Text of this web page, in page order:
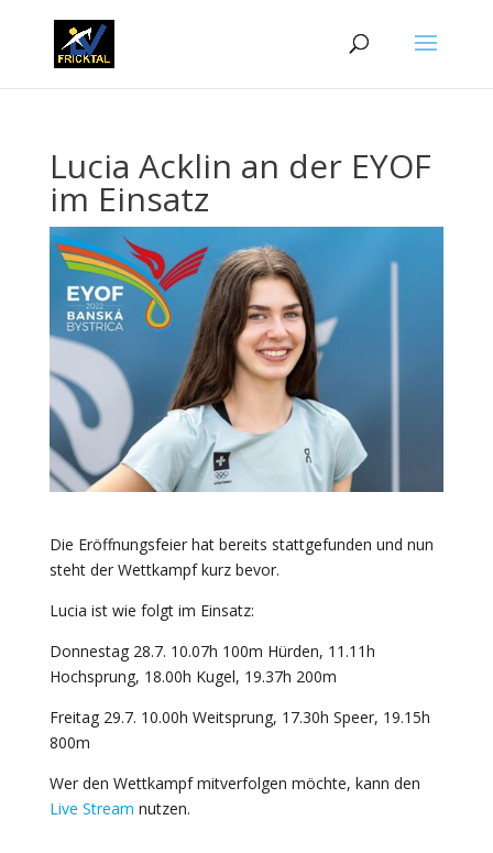
Lucia Acklin an der EYOF
im Einsatz
Die Eröffnungsfeier hat bereits stattgefunden und nun
steht der Wettkampf kurz bevor.
Lucia ist wie folgt im Einsatz:
Donnestag 28.7. 10.07h 100m Hürden, 11.11h
Hochsprung, 18.00h Kugel, 19.37h 200m
Freitag 29.7. 10.00h Weitsprung, 17.30h Speer, 19.15h
800m
Wer den Wettkampf mitverfolgen möchte, kann den
Live Stream nutzen.